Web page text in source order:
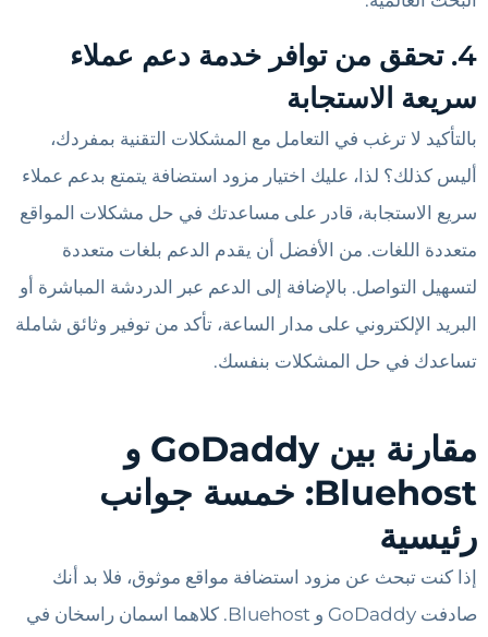
4. تحقق من توافر خدمة دعم عملاء
سريعة الاستجابة
بالتأكيد لا ترغب في التعامل مع المشكلات التقنية بمفردك،
أليس كذلك؟ لذا، عليك اختيار مزود استضافة يتمتع بدعم عملاء
سريع الاستجابة، قادر على مساعدتك في حل مشكلات المواقع
متعددة اللغات. من الأفضل أن يقدم الدعم بلغات متعددة
لتسهيل التواصل. بالإضافة إلى الدعم عبر الدردشة المباشرة أو
البريد الإلكتروني على مدار الساعة، تأكد من توفير وثائق شاملة
تساعدك في حل المشكلات بنفسك.
مقارنة بين GoDaddy و
Bluehost: خمسة جوانب
رئيسية
إذا كنت تبحث عن مزود استضافة مواقع موثوق، فلا بد أنك
صادفت GoDaddy و Bluehost. كلاهما اسمان راسخان في